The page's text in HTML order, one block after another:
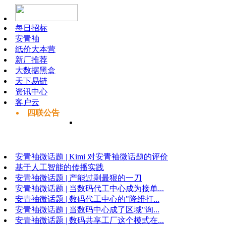
每日招标
安青袖
纸价大本营
新厂推荐
大数据黑盒
天下易链
资讯中心
客户云
四联公告
安青袖微话题 | Kimi 对安青袖微话题的评价
基于人工智能的传播实践
安青袖微话题 | 产能过剩最狠的一刀
安青袖微话题 | 当数码代工中心成为接单...
安青袖微话题 | 数码代工中心的"降维打...
安青袖微话题 | 当数码中心成了区域"询...
安青袖微话题 | 数码共享工厂这个模式在...